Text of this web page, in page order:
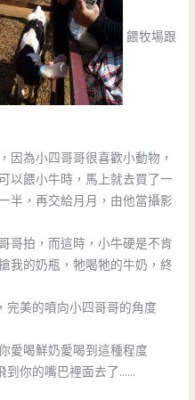
餵牧場跟
因為小四哥哥很喜歡小動物，
以餵小牛時，馬上就去買了一
半，再交給月月，由他當攝影
哥拍，而這時，小牛硬是不肯
我的奶瓶，牠喝牠的牛奶，終
，完美的噴向小四哥哥的角度
愛喝鮮奶愛喝到這種程度
到你的嘴巴裡面去了……